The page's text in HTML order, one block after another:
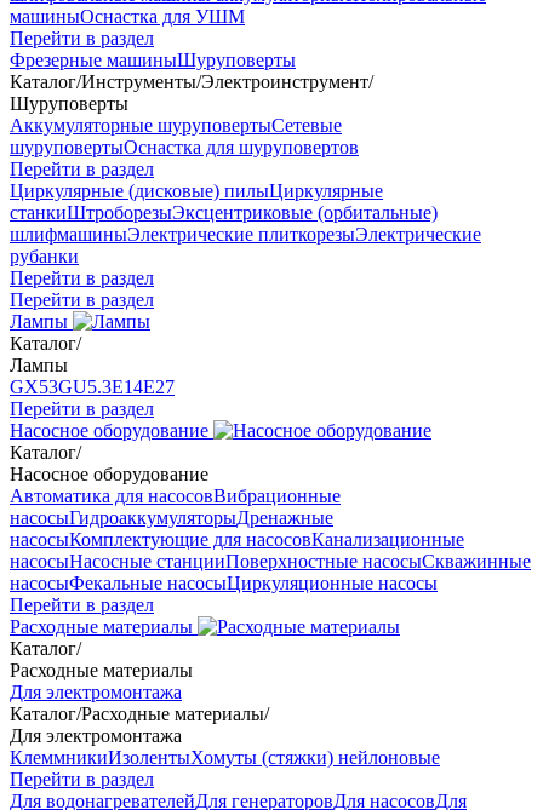
машиныОснастка для УШМ
Перейти в раздел
Фрезерные машиныШуруповерты
Каталог/Инструменты/Электроинструмент/
Шуруповерты
Аккумуляторные шуруповертыСетевые
шуруповертыОснастка для шуруповертов
Перейти в раздел
Циркулярные (дисковые) пилыЦиркулярные
станкиШтроборезыЭксцентриковые (орбитальные)
шлифмашиныЭлектрические плиткорезыЭлектрические
рубанки
Перейти в раздел
Перейти в раздел
Лампы
Каталог/
Лампы
GX53GU5.3Е14Е27
Перейти в раздел
Насосное оборудование
Каталог/
Насосное оборудование
Автоматика для насосовВибрационные
насосыГидроаккумуляторыДренажные
насосыКомплектующие для насосовКанализационные
насосыНасосные станцииПоверхностные насосыСкважинные
насосыФекальные насосыЦиркуляционные насосы
Перейти в раздел
Расходные материалы
Каталог/
Расходные материалы
Для электромонтажа
Каталог/Расходные материалы/
Для электромонтажа
КлеммникиИзолентыХомуты (стяжки) нейлоновые
Перейти в раздел
Для водонагревателейДля генераторовДля насосовДля